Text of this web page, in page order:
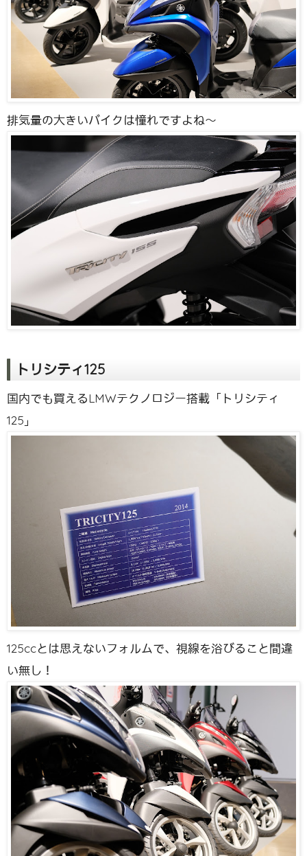
排気量の大きいバイクは憧れですよね〜
トリシティ125
国内でも買えるLMWテクノロジー搭載「トリシティ
125」
125ccとは思えないフォルムで、視線を浴びること間違
い無し！